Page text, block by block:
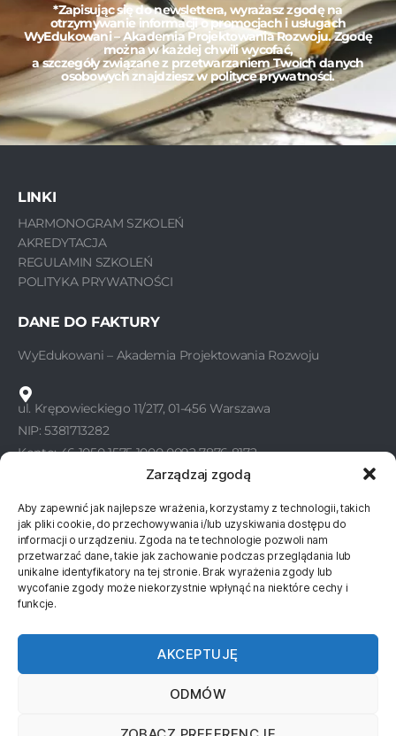
Zarządzaj zgodą
Aby zapewnić jak najlepsze wrażenia, korzystamy z technologii, takich
jak pliki cookie, do przechowywania i/lub uzyskiwania dostępu do
informacji o urządzeniu. Zgoda na te technologie pozwoli nam
przetwarzać dane, takie jak zachowanie podczas przeglądania lub
unikalne identyfikatory na tej stronie. Brak wyrażenia zgody lub
wycofanie zgody może niekorzystnie wpłynąć na niektóre cechy i
funkcje.
AKCEPTUJĘ
ODMÓW
*Zapisując się do newslettera, wyrażasz zgodę na
otrzymywanie informacji o promocjach i usługach
WyEdukowani – Akademia Projektowania Rozwoju. Zgodę
można w każdej chwili wycofać,
a szczegóły związane z przetwarzaniem Twoich danych
osobowych znajdziesz w polityce prywatności.
KONTAKT
WyEdukowani
577 811 830
kontakt@wyedukowani.pl
DANE DO FAKTURY
WyEdukowani – Akademia Projektowania Rozwoju
ul. Krępowieckiego 11/217, 01-456 Warszawa
NIP: 5381713282
Konto: 46 1050 1575 1000 0092 7876 8172
LINKI
HARMONOGRAM SZKOLEŃ
AKREDYTACJA
REGULAMIN SZKOLEŃ
POLITYKA PRYWATNOŚCI